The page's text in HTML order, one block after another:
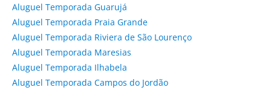
Aluguel Temporada Guarujá
Aluguel Temporada Praia Grande
Aluguel Temporada Riviera de São Lourenço
Aluguel Temporada Maresias
Aluguel Temporada Ilhabela
Aluguel Temporada Campos do Jordão